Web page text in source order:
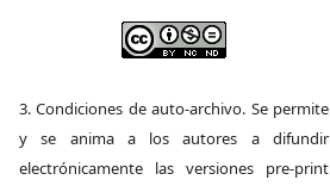
3. Condiciones de auto-archivo. Se permite
y se anima a los autores a difundir
electrónicamente las versiones pre-print